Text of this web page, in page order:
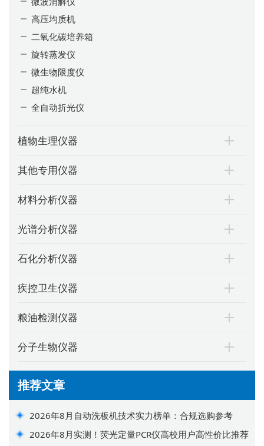
高压均质机
二氧化碳培养箱
旋转蒸发仪
微生物限度仪
超纯水机
全自动折光仪
植物生理仪器
其他专用仪器
材料分析仪器
光谱分析仪器
石化分析仪器
疾控卫生仪器
粮油检测仪器
分子生物仪器
推荐文章
2026年8月自动洗板机技术实力榜单：合规选购参考
2026年8月实测！荧光定量PCR仪高校用户高性价比推荐